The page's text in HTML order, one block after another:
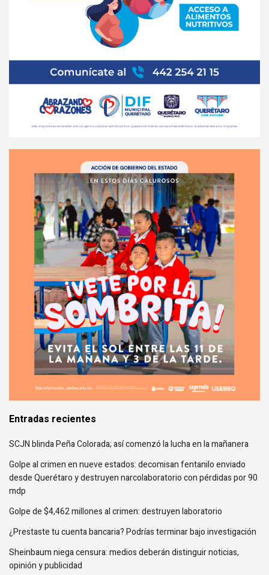
Entradas recientes
SCJN blinda Peña Colorada; así comenzó la lucha en la mañanera
Golpe al crimen en nueve estados: decomisan fentanilo enviado
desde Querétaro y destruyen narcolaboratorio con pérdidas por 90
mdp
Golpe de $4,462 millones al crimen: destruyen laboratorio
¿Prestaste tu cuenta bancaria? Podrías terminar bajo investigación
Sheinbaum niega censura: medios deberán distinguir noticias,
opinión y publicidad